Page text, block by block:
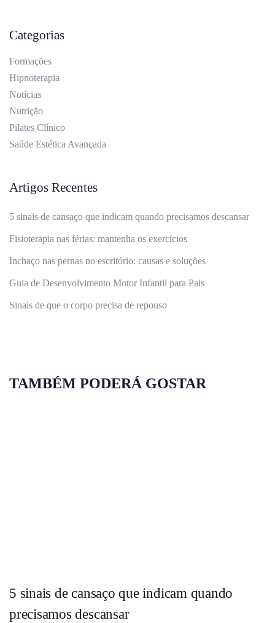
Categorias
Formações
Hipnoterapia
Notícias
Nutrição
Pilates Clínico
Saúde Estética Avançada
Artigos Recentes
5 sinais de cansaço que indicam quando precisamos descansar
Fisioterapia nas férias: mantenha os exercícios
Inchaço nas pernas no escritório: causas e soluções
Guia de Desenvolvimento Motor Infantil para Pais
Sinais de que o corpo precisa de repouso
TAMBÉM PODERÁ GOSTAR
5 sinais de cansaço que indicam quando
precisamos descansar